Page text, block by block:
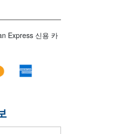
Express 신용 카